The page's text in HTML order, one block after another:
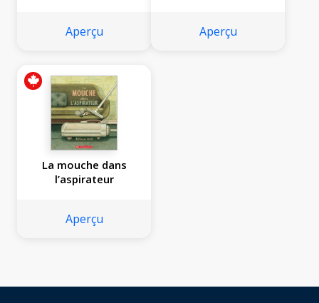
Aperçu Aperçu
La mouche dans
l’aspirateur
Aperçu